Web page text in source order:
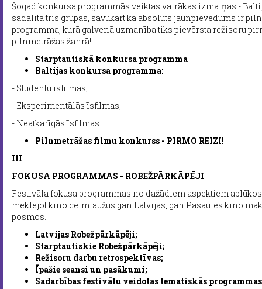
Šogad konkursa programmās veiktas vairākas izmaiņas -
sadalīta trīs grupās, savukārt kā absolūts jaunpievedums ir
programma, kurā galvenā uzmanība tiks pievērsta režisoru
pilnmetrāžas žanrā!
Starptautiskā konkursa programma
Baltijas konkursa programma:
- Studentu īsfilmas;
- Eksperimentālās īsfilmas;
- Neatkarīgās īsfilmas
Pilnmetrāžas filmu konkurss - PIRMO REIZI!
III
FOKUSA PROGRAMMAS - ROBEŽPĀRKĀPĒJI
Festivāla fokusa programmas no dažādiem aspektiem
meklējot kino celmlaužus gan Latvijas, gan Pasaules kino
posmos.
Latvijas Robežpārkāpēji;
Starptautiskie Robežpārkāpēji;
Režisoru darbu retrospektīvas;
Īpašie seansi un pasākumi;
Sadarbības festivālu veidotas tematiskās programmas